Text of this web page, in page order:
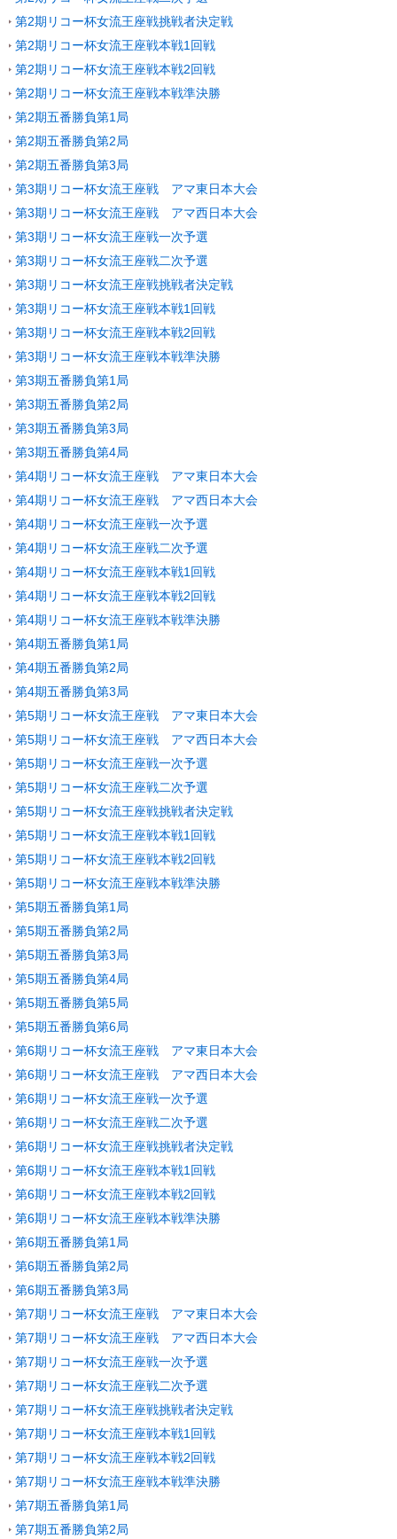
第2期リコー杯女流王座戦挑戦者決定戦
第2期リコー杯女流王座戦本戦1回戦
第2期リコー杯女流王座戦本戦2回戦
第2期リコー杯女流王座戦本戦準決勝
第2期五番勝負第1局
第2期五番勝負第2局
第2期五番勝負第3局
第3期リコー杯女流王座戦 アマ東日本大会
第3期リコー杯女流王座戦 アマ西日本大会
第3期リコー杯女流王座戦一次予選
第3期リコー杯女流王座戦二次予選
第3期リコー杯女流王座戦挑戦者決定戦
第3期リコー杯女流王座戦本戦1回戦
第3期リコー杯女流王座戦本戦2回戦
第3期リコー杯女流王座戦本戦準決勝
第3期五番勝負第1局
第3期五番勝負第2局
第3期五番勝負第3局
第3期五番勝負第4局
第4期リコー杯女流王座戦 アマ東日本大会
第4期リコー杯女流王座戦 アマ西日本大会
第4期リコー杯女流王座戦一次予選
第4期リコー杯女流王座戦二次予選
第4期リコー杯女流王座戦本戦1回戦
第4期リコー杯女流王座戦本戦2回戦
第4期リコー杯女流王座戦本戦準決勝
第4期五番勝負第1局
第4期五番勝負第2局
第4期五番勝負第3局
第5期リコー杯女流王座戦 アマ東日本大会
第5期リコー杯女流王座戦 アマ西日本大会
第5期リコー杯女流王座戦一次予選
第5期リコー杯女流王座戦二次予選
第5期リコー杯女流王座戦挑戦者決定戦
第5期リコー杯女流王座戦本戦1回戦
第5期リコー杯女流王座戦本戦2回戦
第5期リコー杯女流王座戦本戦準決勝
第5期五番勝負第1局
第5期五番勝負第2局
第5期五番勝負第3局
第5期五番勝負第4局
第5期五番勝負第5局
第5期五番勝負第6局
第6期リコー杯女流王座戦 アマ東日本大会
第6期リコー杯女流王座戦 アマ西日本大会
第6期リコー杯女流王座戦一次予選
第6期リコー杯女流王座戦二次予選
第6期リコー杯女流王座戦挑戦者決定戦
第6期リコー杯女流王座戦本戦1回戦
第6期リコー杯女流王座戦本戦2回戦
第6期リコー杯女流王座戦本戦準決勝
第6期五番勝負第1局
第6期五番勝負第2局
第6期五番勝負第3局
第7期リコー杯女流王座戦 アマ東日本大会
第7期リコー杯女流王座戦 アマ西日本大会
第7期リコー杯女流王座戦一次予選
第7期リコー杯女流王座戦二次予選
第7期リコー杯女流王座戦挑戦者決定戦
第7期リコー杯女流王座戦本戦1回戦
第7期リコー杯女流王座戦本戦2回戦
第7期リコー杯女流王座戦本戦準決勝
第7期五番勝負第1局
第7期五番勝負第2局